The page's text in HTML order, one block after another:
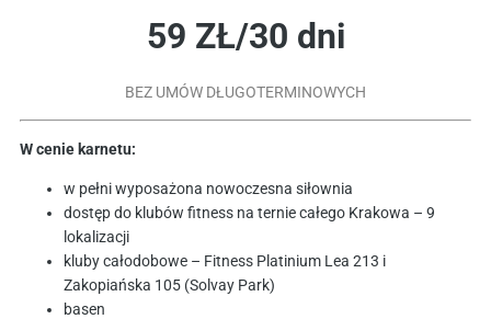
59 ZŁ/30 dni
BEZ UMÓW DŁUGOTERMINOWYCH
W cenie karnetu:
w pełni wyposażona nowoczesna siłownia
dostęp do klubów fitness na ternie całego Krakowa – 9
lokalizacji
kluby całodobowe – Fitness Platinium Lea 213 i
Zakopiańska 105 (Solvay Park)
basen